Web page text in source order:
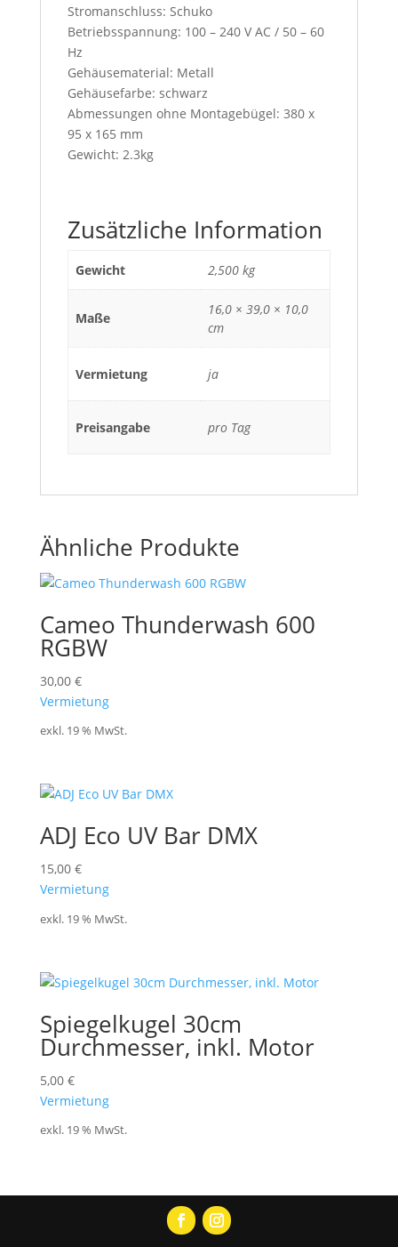
Stromanschluss: Schuko
Betriebsspannung: 100 – 240 V AC / 50 – 60
Hz
Gehäusematerial: Metall
Gehäusefarbe: schwarz
Abmessungen ohne Montagebügel: 380 x
95 x 165 mm
Gewicht: 2.3kg
Zusätzliche Information
Gewicht 2,500 kg
Maße
16,0 × 39,0 × 10,0
cm
Vermietung ja
Preisangabe pro Tag
Ähnliche Produkte
Cameo Thunderwash 600
RGBW
30,00 €
Vermietung
exkl. 19 % MwSt.
ADJ Eco UV Bar DMX
15,00 €
Vermietung
exkl. 19 % MwSt.
Spiegelkugel 30cm
Durchmesser, inkl. Motor
5,00 €
Vermietung
exkl. 19 % MwSt.